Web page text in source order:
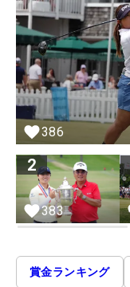
386
2
383
賞金ランキング